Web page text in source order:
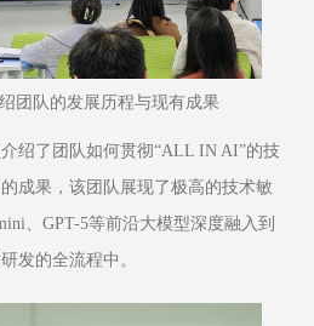
团队的发展历程与现有成果
绍了团队如何贯彻“ALL IN AI”的技
成果，该团队展现了极高的技术敏
、GPT-5等前沿大模型深度融入到
发的全流程中。